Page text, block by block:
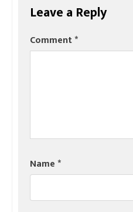
Leave a Reply
Comment*
Name*